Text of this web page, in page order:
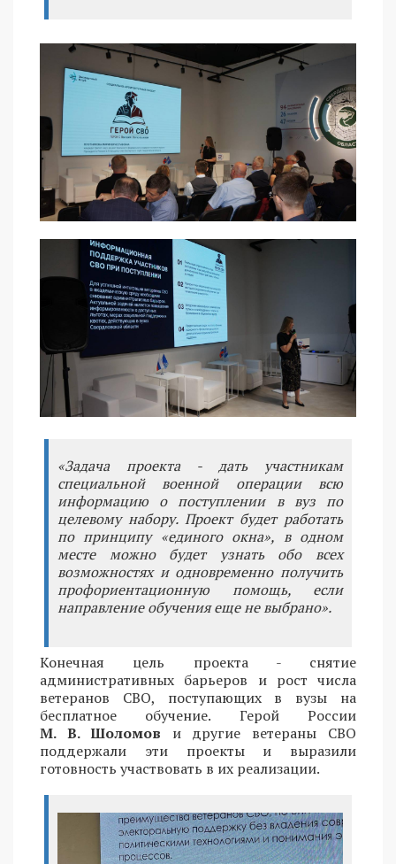
«Задача проекта - дать участникам
специальной военной операции всю
информацию о поступлении в вуз по
целевому набору. Проект будет работать
по принципу «единого окна», в одном
месте можно будет узнать обо всех
возможностях и одновременно получить
профориентационную помощь, если
направление обучения еще не выбрано».
Конечная цель проекта - снятие
административных барьеров и рост числа
ветеранов СВО, поступающих в вузы на
бесплатное обучение. Герой России
М. В. Шоломов и другие ветераны СВО
поддержали эти проекты и выразили
готовность участвовать в их реализации.